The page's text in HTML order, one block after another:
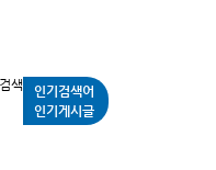
인기검색어
인기게시글